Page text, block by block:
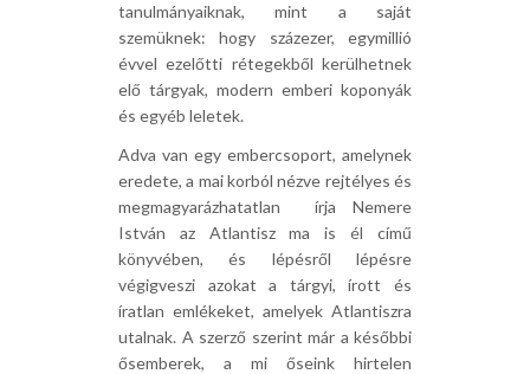
tanulmányaiknak, mint a saját
szemüknek: hogy százezer, egymillió
évvel ezelőtti rétegekből kerülhetnek
elő tárgyak, modern emberi koponyák
és egyéb leletek.
Adva van egy embercsoport, amelynek
eredete, a mai korból nézve rejtélyes és
megmagyarázhatatlan  írja Nemere
István az Atlantisz ma is él című
könyvében, és lépésről lépésre
végigveszi azokat a tárgyi, írott és
íratlan emlékeket, amelyek Atlantiszra
utalnak. A szerző szerint már a későbbi
ősemberek, a mi őseink hirtelen